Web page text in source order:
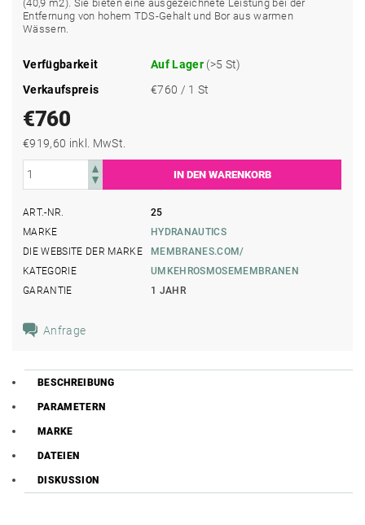
(40,9 m2). Sie bieten eine ausgezeichnete Leistung bei der
Entfernung von hohem TDS-Gehalt und Bor aus warmen
Wässern.
Verfügbarkeit Auf Lager (>5 St)
Verkaufspreis
€760 / 1 St
€760
€919,60 inkl. MwSt.
ART.-NR.
25
MARKE
HYDRANAUTICS
DIE WEBSITE DER MARKE
MEMBRANES.COM/
KATEGORIE
UMKEHROSMOSEMEMBRANEN
GARANTIE
1 JAHR
Anfrage
BESCHREIBUNG
PARAMETERN
MARKE
DATEIEN
DISKUSSION